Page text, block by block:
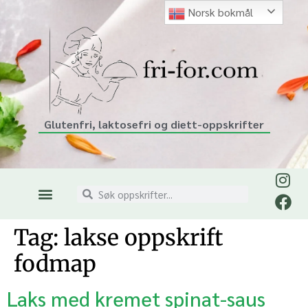
Glutenfri, laktosefri og diett-oppskrifter
Tag: lakse oppskrift
fodmap
Laks med kremet spinat-saus
Norsk bokmål